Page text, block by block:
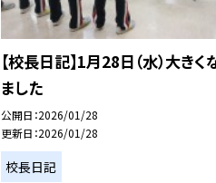
【校長日記】1月28日（水）大きく
ました
公開日 2026/01/28
更新日 2026/01/28
校長日記